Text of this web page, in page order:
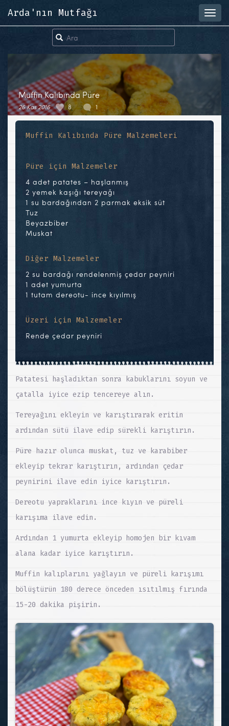
Arda'nın Mutfağı
Muffin Kalıbında Püre
26 Kas 2016 8 1
Muffin Kalıbında Püre Malzemeleri
Püre için Malzemeler
4 adet patates – haşlanmış
2 yemek kaşığı tereyağı
1 su bardağından 2 parmak eksik süt
Tuz
Beyazbiber
Muskat
Diğer Malzemeler
2 su bardağı rendelenmiş çedar peyniri
1 adet yumurta
1 tutam dereotu- ince kıyılmış
Üzeri için Malzemeler
Rende çedar peyniri
Patatesi haşladıktan sonra kabuklarını soyun ve
çatalla iyice ezip tencereye alın.
Tereyağını ekleyin ve karıştırarak eritin
ardından sütü ilave edip sürekli karıştırın.
Püre hazır olunca muskat, tuz ve karabiber
ekleyip tekrar karıştırın, ardından çedar
peynirini ilave edin iyice karıştırın.
Dereotu yapraklarını ince kıyın ve püreli
karışıma ilave edin.
Ardından 1 yumurta ekleyip homojen bir kıvam
alana kadar iyice karıştırın.
Muffin kalıplarını yağlayın ve püreli karışımı
bölüştürün 180 derece önceden ısıtılmış fırında
15-20 dakika pişirin.